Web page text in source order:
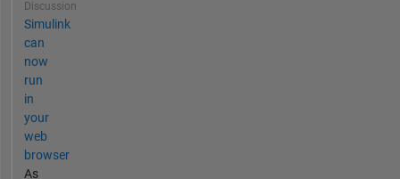
Discussion
Simulink
can
now
run
in
your
web
browser
As